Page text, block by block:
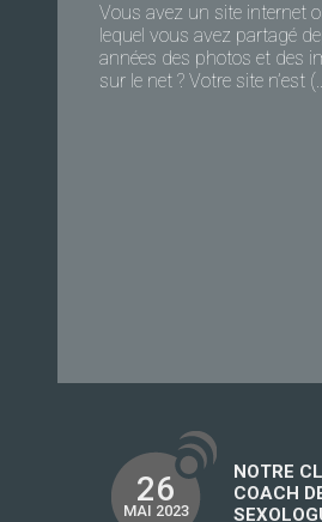
Vous avez un site internet
lequel vous avez partagé
années des photos et des
sur le net ? Votre site n’est
26
MAI 2023
NOTRE
COACH